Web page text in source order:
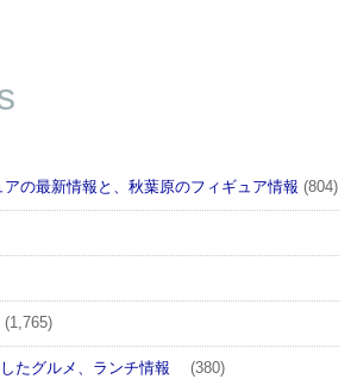
アの最新情報と、秋葉原のフィギュア情報 (804)
(1,765)
たグルメ、ランチ情報 (380)